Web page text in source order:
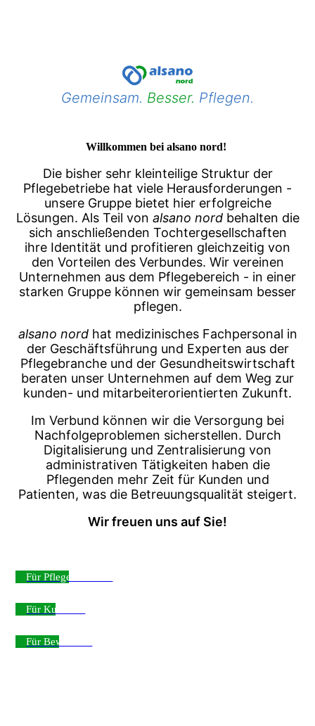
Gemeinsam. Besser. Pflegen.
Willkommen bei alsano nord!
Die bisher sehr kleinteilige Struktur der
Pflegebetriebe hat viele Herausforderungen -
unsere Gruppe bietet hier erfolgreiche
Lösungen. Als Teil von alsano nordbehalten die
sich anschließenden Tochtergesellschaften
ihre Identität und profitieren gleichzeitig von
den Vorteilen des Verbundes. Wir vereinen
Unternehmen aus dem Pflegebereich - in einer
starken Gruppe können wir gemeinsam besser
pflegen.
alsano nordhat medizinisches Fachpersonal in
der Geschäftsführung und Experten aus der
Pflegebranche und der Gesundheitswirtschaft
beraten unser Unternehmen auf dem Weg zur
kunden- und mitarbeiterorientierten Zukunft.
Im Verbund können wir die Versorgung bei
Nachfolgeproblemen sicherstellen. Durch
Digitalisierung und Zentralisierung von
administrativen Tätigkeiten haben die
Pflegenden mehr Zeit für Kunden und
Patienten, was die Betreuungsqualität steigert.
Wir freuen uns auf Sie!
Für Pflegebetriebe ›
Für Kunden ›
Für Bewerber ›